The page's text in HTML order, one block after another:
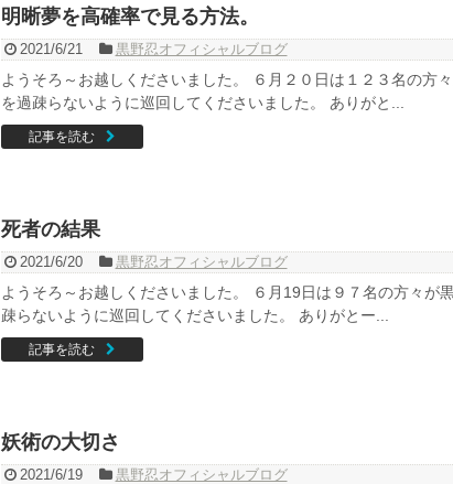
明晰夢を高確率で見る方法。
2021/6/21 黒野忍オフィシャルブログ
ようそろ～お越しくださいました。 ６月２０日は１２３名の方
を過疎らないように巡回してくださいました。 ありがと...
記事を読む
死者の結果
2021/6/20 黒野忍オフィシャルブログ
ようそろ～お越しくださいました。 ６月19日は９７名の方々が
疎らないように巡回してくださいました。 ありがとー...
記事を読む
妖術の大切さ
2021/6/19 黒野忍オフィシャルブログ